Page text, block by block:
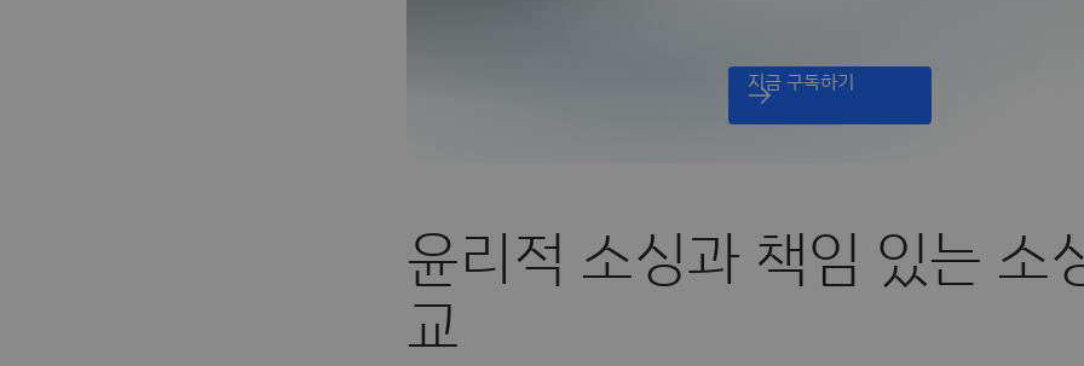
지금 구독하기
윤리적 소싱과 책임 있는 소
교